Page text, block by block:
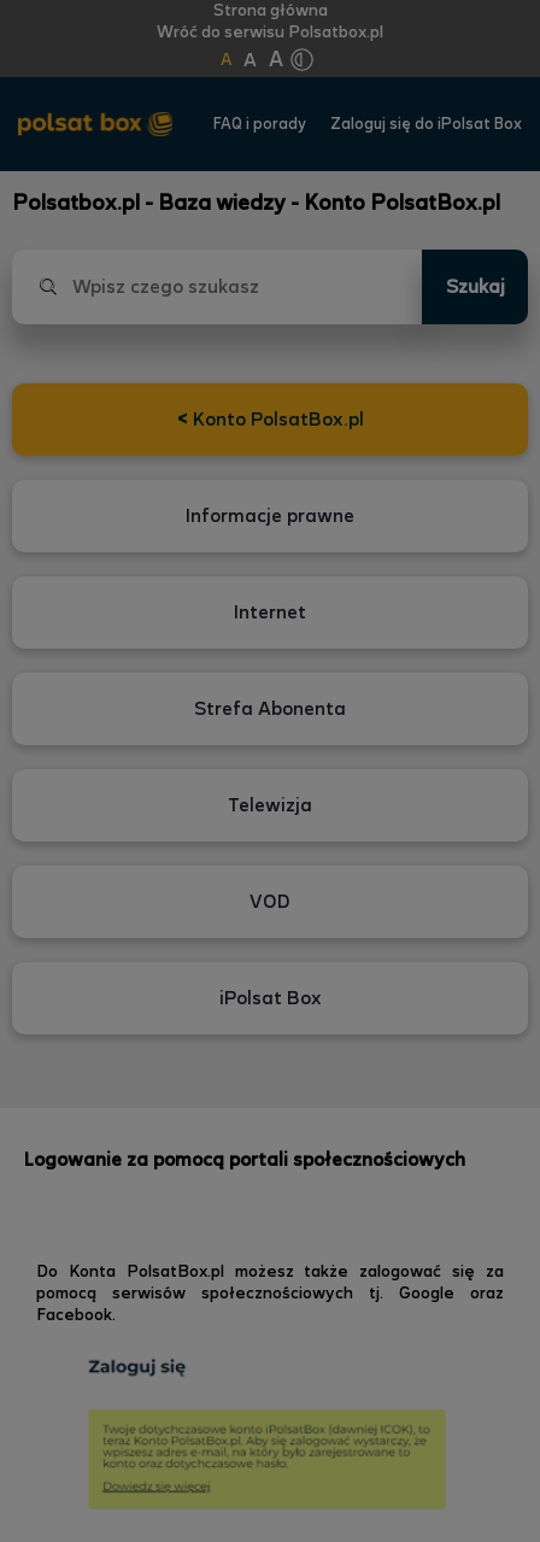
Strona główna
Wróć do serwisu Polsatbox.pl
A A A
FAQ i porady Zaloguj się do iPolsat Box
Polsatbox.pl - Baza wiedzy - Konto PolsatBox.pl
Szukaj
< Konto PolsatBox.pl
Informacje prawne
Internet
Strefa Abonenta
Telewizja
VOD
iPolsat Box
Logowanie za pomocą portali społecznościowych
Do Konta PolsatBox.pl możesz także zalogować się za
pomocą serwisów społecznościowych tj. Google oraz
Facebook.